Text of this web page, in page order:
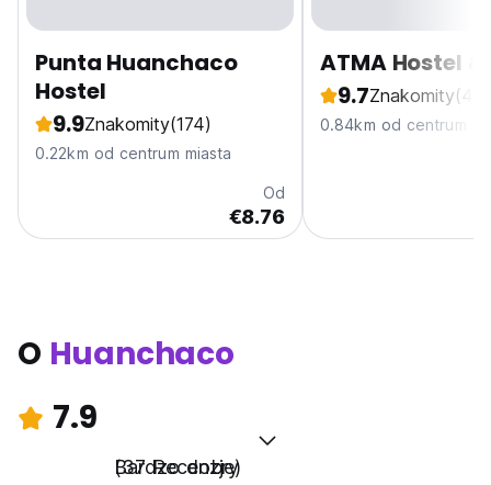
Punta Huanchaco
Hostel
9.9Znakomity(174)
0.22km od centrum miasta
Od
€8.76
ATMA Hostel
9.7Znakomity
0.84km od centrum
O Huanchaco
7.9
Bardzo dobry
(37 Recenzje)